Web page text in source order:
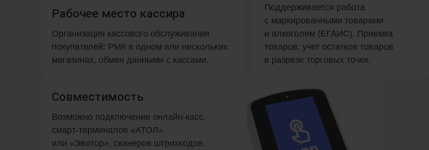
Рабочее место кассира
Организация кассового обслуживания
покупателей: РМК в одном или нескольких
магазинах, обмен данными с кассами.
Поддерживается работа
с маркированными товарами
и алкоголем (ЕГАИС). Приемка
товаров, учет остатков товаров
в разрезе торговых точек.
Совместимость
Возможно подключение онлайн-касс,
смарт-терминалов «АТОЛ»
или «Эвотор», сканеров штрихкодов,